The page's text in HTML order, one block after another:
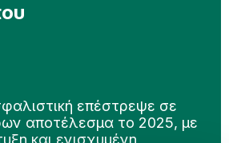
επέστρεψε σε
αποτέλεσμα το 2025, με